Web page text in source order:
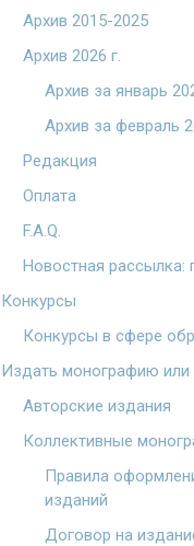
Архив 2015-2025
Архив 2026 г.
Архив за январь
Архив за февраль
Редакция
Оплата
F.A.Q.
Новостная рассылка:
Конкурсы
Конкурсы в сфере
Издать монографию или
Авторские издания
Коллективные
Правила
изданий
Договор на